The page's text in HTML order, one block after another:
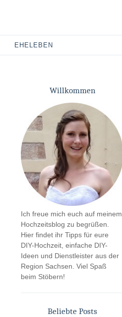
EHELEBEN
Willkommen
Ich freue mich euch auf meinem
Hochzeitsblog zu begrüßen.
Hier findet ihr Tipps für eure
DIY-Hochzeit, einfache DIY-
Ideen und Dienstleister aus der
Region Sachsen. Viel Spaß
beim Stöbern!
Beliebte Posts